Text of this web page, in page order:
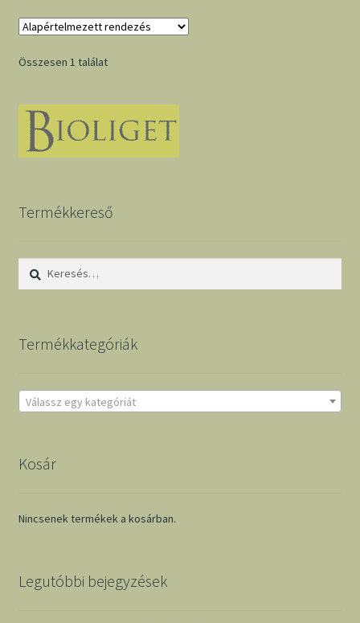
Összesen 1 találat
Termékkereső
Keresés:
Termékkategóriák
Válassz egy kategóriát
Kosár
Nincsenek termékek a kosárban.
Legutóbbi bejegyzések